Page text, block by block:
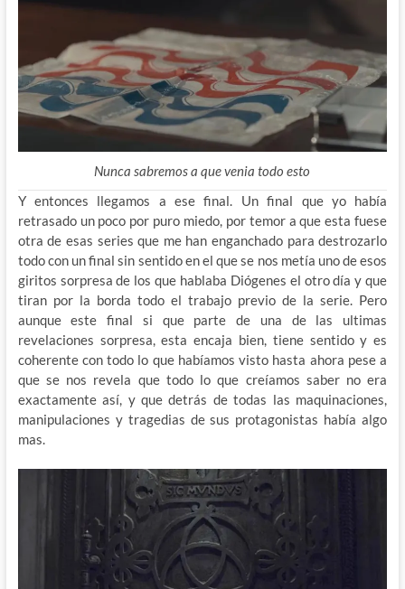
Nunca sabremos a que venia todo esto
Y entonces llegamos a ese final. Un final que yo había
retrasado un poco por puro miedo, por temor a que esta fuese
otra de esas series que me han enganchado para destrozarlo
todo con un final sin sentido en el que se nos metía uno de esos
giritos sorpresa de los que hablaba Diógenes el otro día y que
tiran por la borda todo el trabajo previo de la serie. Pero
aunque este final si que parte de una de las ultimas
revelaciones sorpresa, esta encaja bien, tiene sentido y es
coherente con todo lo que habíamos visto hasta ahora pese a
que se nos revela que todo lo que creíamos saber no era
exactamente así, y que detrás de todas las maquinaciones,
manipulaciones y tragedias de sus protagonistas había algo
mas.